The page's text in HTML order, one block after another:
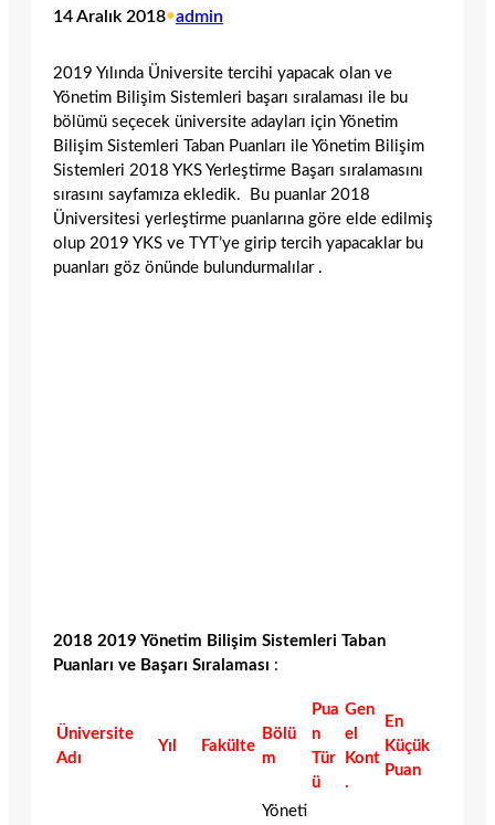
14 Aralık 2018•admin
2019 Yılında Üniversite tercihi yapacak olan ve
Yönetim Bilişim Sistemleri başarı sıralaması ile bu
bölümü seçecek üniversite adayları için Yönetim
Bilişim Sistemleri Taban Puanları ile Yönetim Bilişim
Sistemleri 2018 YKS Yerleştirme Başarı sıralamasını
sırasını sayfamıza ekledik. Bu puanlar 2018
Üniversitesi yerleştirme puanlarına göre elde edilmiş
olup 2019 YKS ve TYT’ye girip tercih yapacaklar bu
puanları göz önünde bulundurmalılar .
2018 2019 Yönetim Bilişim Sistemleri Taban
Puanları ve Başarı Sıralaması :
Üniversite
Adı
Yıl Fakülte
Bölü
m
Pua
n
Tür
ü
Gen
el
Kont
.
En
Küçük
Puan
Yöneti